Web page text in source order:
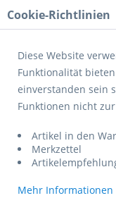
Menü
Übersicht
Planet weiß/
Cookie-Richtlinien
Diese Website
Funktionalität
einverstanden sein
Funktionen nicht
Artikel in den
Merkzettel
Mehr Informationen